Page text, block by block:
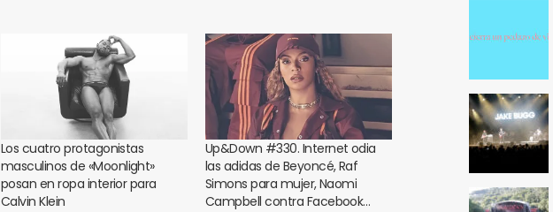
Los cuatro protagonistas
masculinos de «Moonlight»
posan en ropa interior para
Calvin Klein
Up&Down #330. Internet odia
las adidas de Beyoncé, Raf
Simons para mujer, Naomi
Campbell contra Facebook…